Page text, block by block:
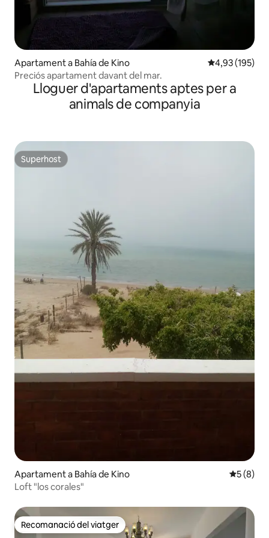
Apartament a Bahía de Kino 4,93 de
4,93 (195)
Preciós apartament davant del mar.
Lloguer d'apartaments aptes per a
animals de companyia
Superhost
Superhost
Apartament a Bahía de Kino 5 de
5 (8)
Loft "los corales"
Recomanació del viatger
Recomanació del viatger